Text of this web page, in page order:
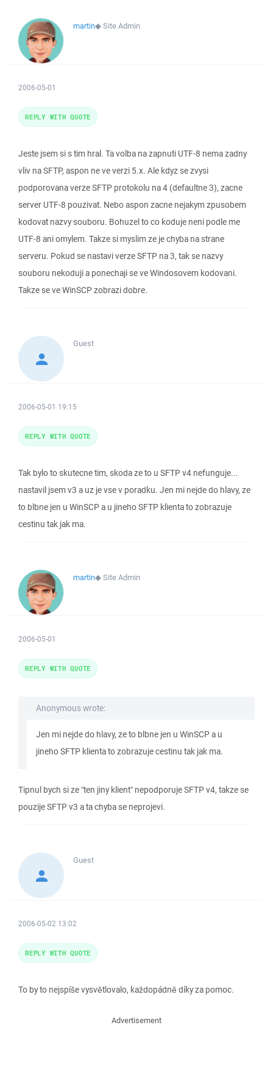
martin◆Site Admin
2006-05-01
Jeste jsem si s tim hral. Ta volba na zapnuti UTF-8 nema zadny
vliv na SFTP, aspon ne ve verzi 5.x. Ale kdyz se zvysi
podporovana verze SFTP protokolu na 4 (defaultne 3), zacne
server UTF-8 pouzivat. Nebo aspon zacne nejakym zpusobem
kodovat nazvy souboru. Bohuzel to co koduje neni podle me
UTF-8 ani omylem. Takze si myslim ze je chyba na strane
serveru. Pokud se nastavi verze SFTP na 3, tak se nazvy
souboru nekoduji a ponechaji se ve Windosovem kodovani.
Takze se ve WinSCP zobrazi dobre.
REPLY WITH QUOTE
Guest
2006-05-01 19:15
Tak bylo to skutecne tim, skoda ze to u SFTP v4 nefunguje...
nastavil jsem v3 a uz je vse v poradku. Jen mi nejde do hlavy, ze
to blbne jen u WinSCP a u jineho SFTP klienta to zobrazuje
cestinu tak jak ma.
REPLY WITH QUOTE
martin◆Site Admin
2006-05-01
Anonymous wrote:
Jen mi nejde do hlavy, ze to blbne jen u WinSCP a u
jineho SFTP klienta to zobrazuje cestinu tak jak ma.
Tipnul bych si ze "ten jiny klient" nepodporuje SFTP v4, takze se
pouzije SFTP v3 a ta chyba se neprojevi.
REPLY WITH QUOTE
Guest
2006-05-02 13:02
To by to nejspíše vysvětlovalo, každopádně díky za pomoc.
REPLY WITH QUOTE
Advertisement